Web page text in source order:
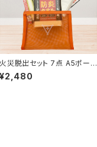
火災脱出セット 7点 A5ポーチ
コンパクト 火事 防火 防炎 防
煙 消火 避難用品 手袋 防炎
¥2,480